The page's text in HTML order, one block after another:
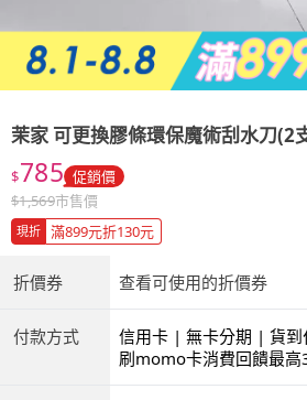
茉家 可更換膠條環保魔術刮水刀(2
$785 促銷價
$1,569市售價
現折 滿899元折130元
折價券 查看可使用的折價券
付款方式
信用卡 | 無卡分期 | 貨
商付款 | ATM | 銀聯卡
刷momo卡消費回饋最高